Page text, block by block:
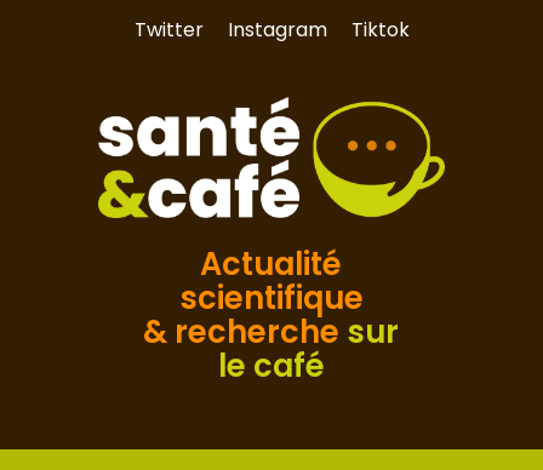
Twitter Instagram Tiktok
Actualité
scientifique
& recherche sur
le café